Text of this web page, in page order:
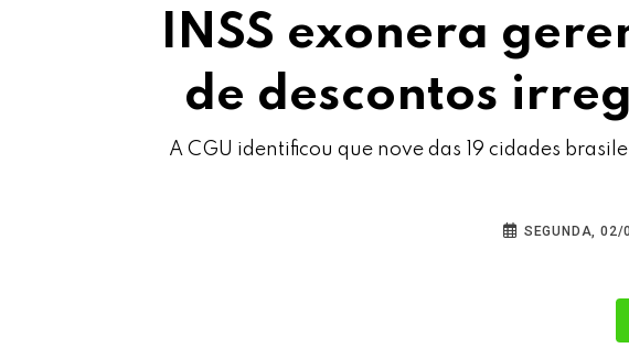
INSS exonera
de descontos
A CGU identificou que nove das 19 cidades
SEGUNDA,